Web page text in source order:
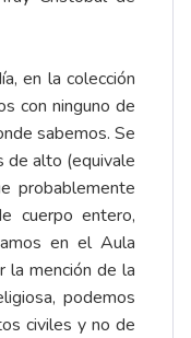
en la colección
con ninguno de
sabemos. Se
de alto (equivale
probablemente
cuerpo entero,
en el Aula
la mención de la
podemos
civiles y no de